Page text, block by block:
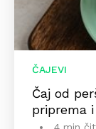
ČAJEVI
Čaj od
priprema